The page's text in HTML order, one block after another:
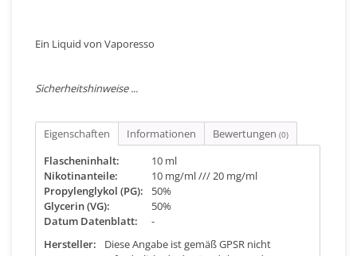
Ein Liquid von Vaporesso
Sicherheitshinweise ...
Eigenschaften Informationen Bewertungen (0)
Flascheninhalt:
10 ml
Nikotinanteile:
10 mg/ml /// 20 mg/ml
Propylenglykol (PG):
50%
Glycerin (VG):
50%
Datum Datenblatt:
-
Hersteller:
Diese Angabe ist gemäß GPSR nicht